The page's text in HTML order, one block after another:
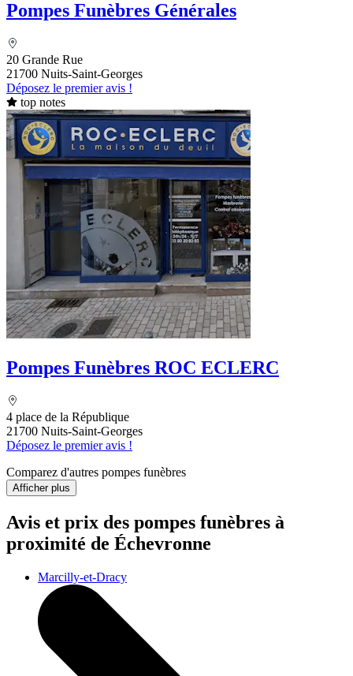
Pompes Funèbres Générales
20 Grande Rue
21700 Nuits-Saint-Georges
Déposez le premier avis !
top notes
Pompes Funèbres ROC ECLERC
4 place de la République
21700 Nuits-Saint-Georges
Déposez le premier avis !
Comparez d'autres pompes funèbres
Afficher plus
Avis et prix des pompes funèbres à
proximité de Échevronne
Marcilly-et-Dracy